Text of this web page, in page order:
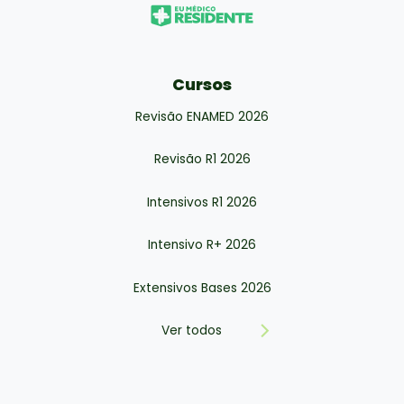
Cursos
Revisão ENAMED 2026
Revisão R1 2026
Intensivos R1 2026
Intensivo R+ 2026
Extensivos Bases 2026
Ver todos